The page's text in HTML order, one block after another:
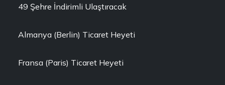
49 Şehre İndirimli Ulaştıracak
Almanya (Berlin) Ticaret Heyeti
Fransa (Paris) Ticaret Heyeti